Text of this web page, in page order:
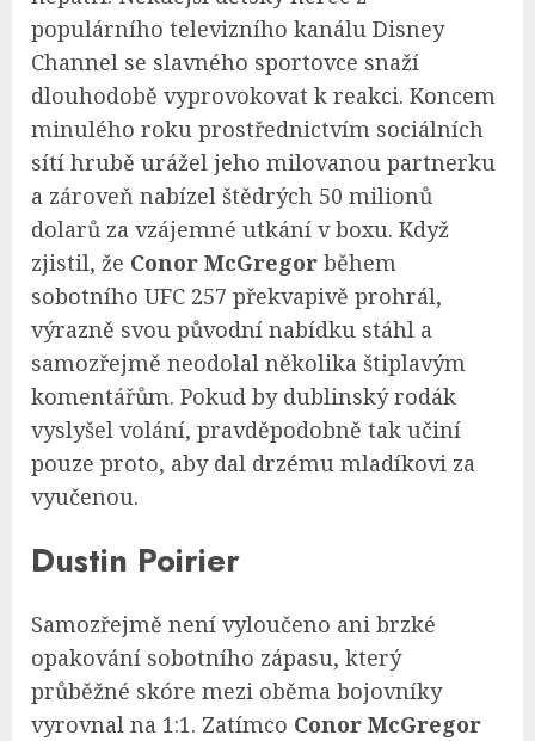
populárního televizního kanálu Disney
Channel se slavného sportovce snaží
dlouhodobě vyprovokovat k reakci. Koncem
minulého roku prostřednictvím sociálních
sítí hrubě urážel jeho milovanou partnerku
a zároveň nabízel štědrých 50 milionů
dolarů za vzájemné utkání v boxu. Když
zjistil, že Conor McGregor během
sobotního UFC 257 překvapivě prohrál,
výrazně svou původní nabídku stáhl a
samozřejmě neodolal několika štiplavým
komentářům. Pokud by dublinský rodák
vyslyšel volání, pravděpodobně tak učiní
pouze proto, aby dal drzému mladíkovi za
vyučenou.
Dustin Poirier
Samozřejmě není vyloučeno ani brzké
opakování sobotního zápasu, který
průběžné skóre mezi oběma bojovníky
vyrovnal na 1:1. Zatímco Conor McGregor